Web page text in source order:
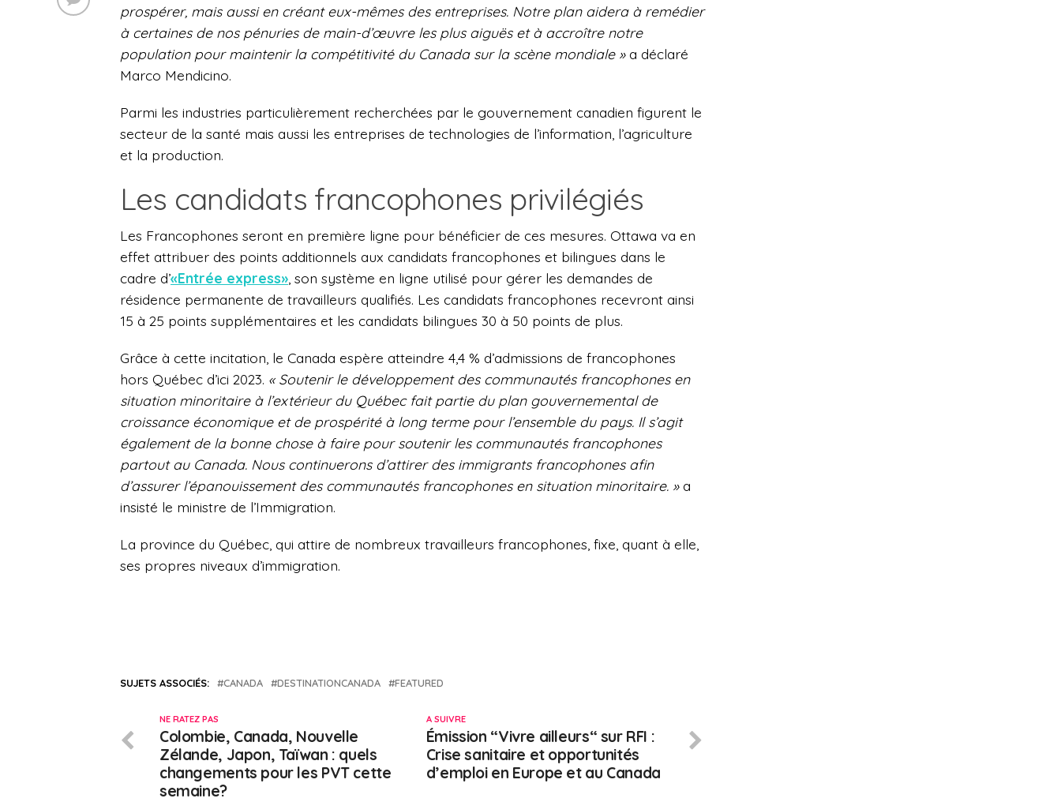
prospérer, mais aussi en créant eux-mêmes des entreprises. Notre plan aidera à remédier
à certaines de nos pénuries de main-d’œuvre les plus aiguës et à accroître notre
population pour maintenir la compétitivité du Canada sur la scène mondiale »a déclaré
Marco Mendicino.
Parmi les industries particulièrement recherchées par le gouvernement canadien figurent le
secteur de la santé mais aussi les entreprises de technologies de l’information, l’agriculture
et la production.
Les candidats francophones privilégiés
Les Francophones seront en première ligne pour bénéficier de ces mesures. Ottawa va en
effet attribuer des points additionnels aux candidats francophones et bilingues dans le
cadre d’«Entrée express» , son système en ligne utilisé pour gérer les demandes de
résidence permanente de travailleurs qualifiés. Les candidats francophones recevront ainsi
15 à 25 points supplémentaires et les candidats bilingues 30 à 50 points de plus.
Grâce à cette incitation, le Canada espère atteindre 4,4 % d’admissions de francophones
hors Québec d’ici 2023. « Soutenir le développement des communautés francophones en
situation minoritaire à l’extérieur du Québec fait partie du plan gouvernemental de
croissance économique et de prospérité à long terme pour l’ensemble du pays. Il s’agit
également de la bonne chose à faire pour soutenir les communautés francophones
partout au Canada. Nous continuerons d’attirer des immigrants francophones afin
d’assurer l’épanouissement des communautés francophones en situation minoritaire. »a
insisté le ministre de l’Immigration.
La province du Québec, qui attire de nombreux travailleurs francophones, fixe, quant à elle,
ses propres niveaux d’immigration.
SUJETS ASSOCIÉS: CANADA DESTINATIONCANADA FEATURED
A SUIVRE
Émission “Vivre ailleurs“ sur RFI :
Crise sanitaire et opportunités
d’emploi en Europe et au Canada
NE RATEZ PAS
Colombie, Canada, Nouvelle
Zélande, Japon, Taïwan : quels
changements pour les PVT cette
semaine?